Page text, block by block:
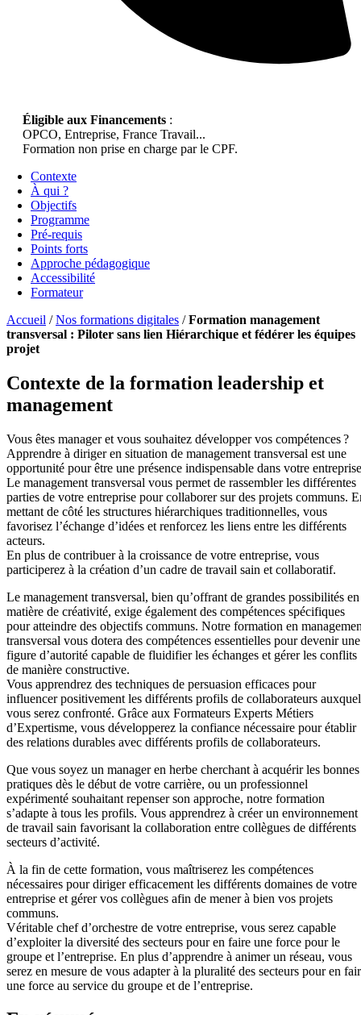
Éligible aux Financements :
OPCO, Entreprise, France Travail...
Formation non prise en charge par le CPF.
Contexte
À qui ?
Objectifs
Programme
Pré-requis
Points forts
Approche pédagogique
Accessibilité
Formateur
Accueil /Nos formations digitales /Formation management
transversal : Piloter sans lien Hiérarchique et fédérer les équipes
projet
Contexte de la formation leadership et
management
Vous êtes manager et vous souhaitez développer vos compétences ?
Apprendre à diriger en situation de management transversal est une
opportunité pour être une présence indispensable dans votre
Le management transversal vous permet de rassembler les différentes
parties de votre entreprise pour collaborer sur des projets communs.
mettant de côté les structures hiérarchiques traditionnelles, vous
favorisez l’échange d’idées et renforcez les liens entre les différents
acteurs.
En plus de contribuer à la croissance de votre entreprise, vous
participerez à la création d’un cadre de travail sain et collaboratif.
Le management transversal, bien qu’offrant de grandes possibilités en
matière de créativité, exige également des compétences spécifiques
pour atteindre des objectifs communs. Notre formation en
transversal vous dotera des compétences essentielles pour devenir une
figure d’autorité capable de fluidifier les échanges et gérer les conflits
de manière constructive.
Vous apprendrez des techniques de persuasion efficaces pour
influencer positivement les différents profils de collaborateurs
vous serez confronté. Grâce aux Formateurs Experts Métiers
d’Expertisme, vous développerez la confiance nécessaire pour établir
des relations durables avec différents profils de collaborateurs.
Que vous soyez un manager en herbe cherchant à acquérir les bonnes
pratiques dès le début de votre carrière, ou un professionnel
expérimenté souhaitant repenser son approche, notre formation
s’adapte à tous les profils. Vous apprendrez à créer un environnement
de travail sain favorisant la collaboration entre collègues de différents
secteurs d’activité.
À la fin de cette formation, vous maîtriserez les compétences
nécessaires pour diriger efficacement les différents domaines de votre
entreprise et gérer vos collègues afin de mener à bien vos projets
communs.
Véritable chef d’orchestre de votre entreprise, vous serez capable
d’exploiter la diversité des secteurs pour en faire une force pour le
groupe et l’entreprise. En plus d’apprendre à animer un réseau, vous
serez en mesure de vous adapter à la pluralité des secteurs pour en
une force au service du groupe et de l’entreprise.